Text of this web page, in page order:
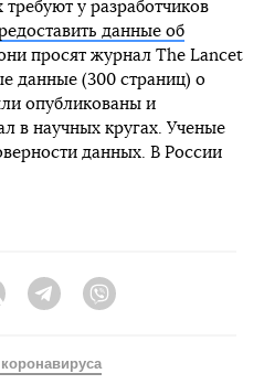
у разработчиков
данные об
просят журнал The Lancet
данные (300 страниц) о
опубликованы и
в научных кругах. Ученые
данных. В России
Twitter Telegram